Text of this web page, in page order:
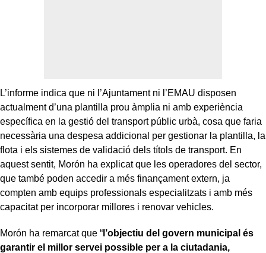
L’informe indica que ni l’Ajuntament ni l’EMAU disposen
actualment d’una plantilla prou àmplia ni amb experiència
específica en la gestió del transport públic urbà, cosa que faria
necessària una despesa addicional per gestionar la plantilla, la
flota i els sistemes de validació dels títols de transport. En
aquest sentit, Morón ha explicat que les operadores del sector,
que també poden accedir a més finançament extern, ja
compten amb equips professionals especialitzats i amb més
capacitat per incorporar millores i renovar vehicles.
Morón ha remarcat que “ l’objectiu del govern municipal és
garantir el millor servei possible per a la ciutadania,